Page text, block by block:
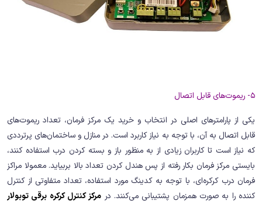
5- ریموت‌های قابل اتصال
یکی از پارامترهای اصلی در انتخاب و خرید یک مرکز فرمان، تعداد ریموت‌های
قابل اتصال به آن، با توجه به نیاز کاربرد است. در منازل و ساختمان‌های پرترددی
که نیاز است تا کاربران زیادی از به منظور باز و بسته کردن درب استفاده کنند،
بایستی مرکز فرمان بکار رفته از پس هندل کردن تعداد بالا بربیاید. معمولا مراکز
فرمان درب کرکره‌ای، با توجه به کدینگ مورد استفاده، تعداد متفاوتی از کنترل
کننده را به صورت همزمان پشتیبانی می‌کنند. در مرکز کنترل کرکره برقی توبولار